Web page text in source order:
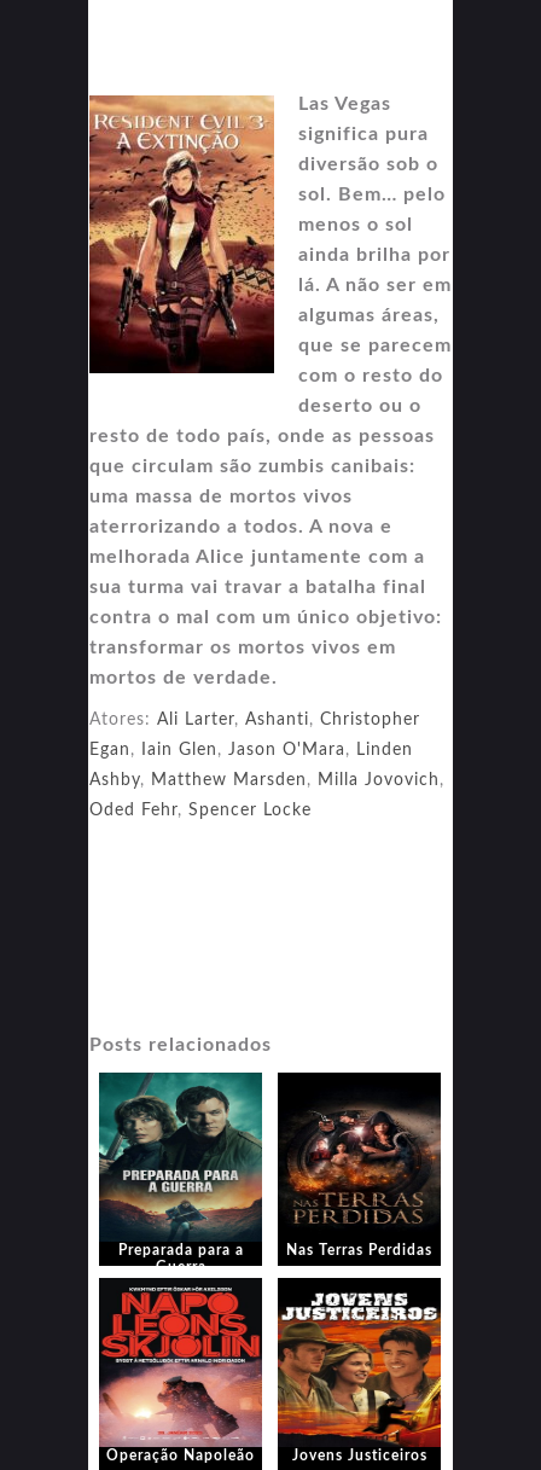
Las Vegas
significa pura
diversão sob o
sol. Bem… pelo
menos o sol
ainda brilha por
lá. A não ser em
algumas áreas,
que se parecem
com o resto do
deserto ou o
resto de todo país, onde as pessoas
que circulam são zumbis canibais:
uma massa de mortos vivos
aterrorizando a todos. A nova e
melhorada Alice juntamente com a
sua turma vai travar a batalha final
contra o mal com um único objetivo:
transformar os mortos vivos em
mortos de verdade.
Atores: Ali Larter, Ashanti, Christopher
Egan , Iain Glen , Jason O'Mara ,
Linden
Ashby, Matthew Marsden , Milla Jovovich ,
Oded Fehr, Spencer Locke
Posts relacionados
Preparada para a
Guerra
Nas Terras Perdidas
Operação Napoleão Jovens Justiceiros